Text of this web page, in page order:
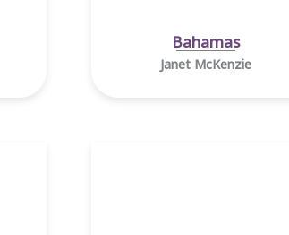
Bahamas
Janet McKenzie